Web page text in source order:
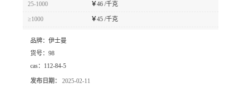
25-1000 ￥46 /千克
≥1000 ￥45 /千克
品牌： 伊士曼
货号： 98
cas： 112-84-5
发布日期： 2025-02-11